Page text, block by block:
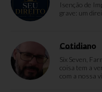
Isenção de
grave: um
Cotidiano
Six Seven,
coisa tem a
com a nossa